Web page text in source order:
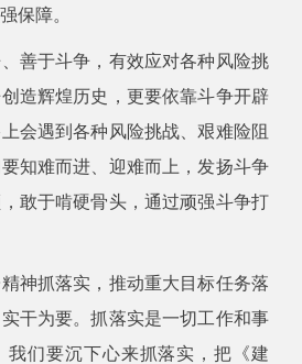
保障。
、善于斗争，有效应对各种风险挑
造辉煌历史，更要依靠斗争开辟
会遇到各种风险挑战、艰难险阻
知难而进、迎难而上，发扬斗争
敢于啃硬骨头，通过顽强斗争打
精神抓落实，推动重大目标任务落
干为要。抓落实是一切工作和事
我们要沉下心来抓落实，把《建